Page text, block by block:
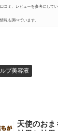
コミ、レビューを参考にして
報も調べています。
プ美容液
天使のお